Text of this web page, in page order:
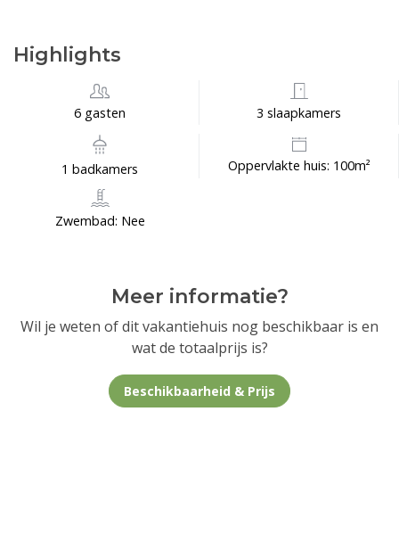
Highlights
6 gasten 3 slaapkamers
1 badkamers Oppervlakte huis: 100m²
Zwembad: Nee
Meer informatie?
Wil je weten of dit vakantiehuis nog beschikbaar is en
wat de totaalprijs is?
Beschikbaarheid & Prijs